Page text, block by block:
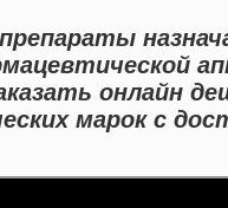
онлайн
марок с